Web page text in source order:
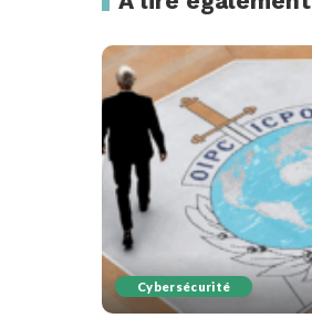
Cybersécurité